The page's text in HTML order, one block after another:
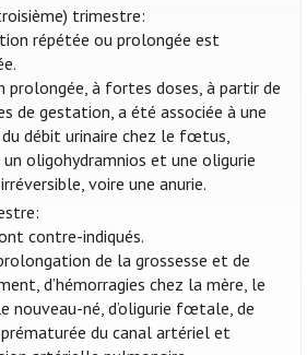
trimestre:
répétée ou prolongée est
prolongée, à fortes doses, à partir de
de gestation, a été associée à une
débit urinaire chez le fœtus,
oligohydramnios et une oligurie
voire une anurie.
contre-indiqués.
de la grossesse et de
d’hémorragies chez la mère, le
nouveau-né, d’oligurie fœtale, de
du canal artériel et